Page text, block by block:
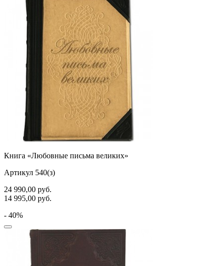
Книга «Любовные письма великих»
Артикул 540(з)
24 990,00 руб.
14 995,00 руб.
- 40%